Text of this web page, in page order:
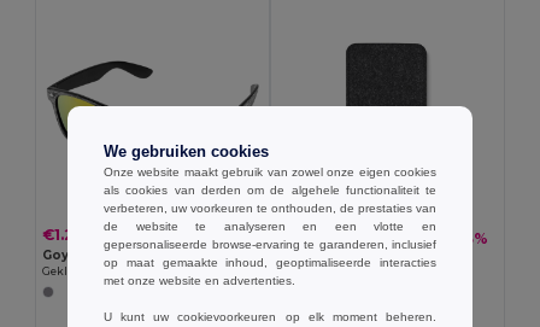
€1.22
Goya 38056
€0.79 €0.82 -3%
NIRSON Brillenkoker van vilt
GiftRetail MO6425
We gebruiken cookies
Onze website maakt gebruik van zowel onze eigen cookies
als cookies van derden om de algehele functionaliteit te
verbeteren, uw voorkeuren te onthouden, de prestaties van
de website te analyseren en een vlotte en
gepersonaliseerde browse-ervaring te garanderen, inclusief
op maat gemaakte inhoud, geoptimaliseerde interacties
met onze website en advertenties.
U kunt uw cookievoorkeuren op elk moment beheren.